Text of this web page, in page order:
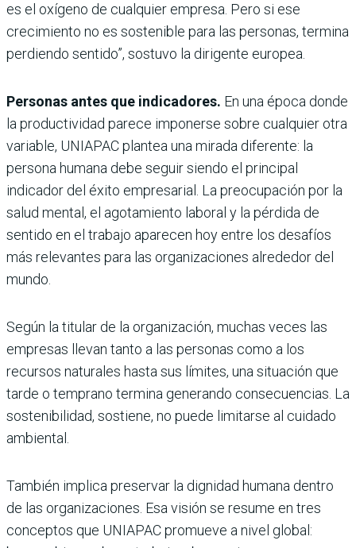
es el oxígeno de cualquier empresa. Pero si ese
crecimiento no es sostenible para las personas, termina
perdiendo sentido”, sostuvo la dirigente europea.
Personas antes que indicadores. En una época donde
la productividad parece imponerse sobre cualquier otra
variable, UNIAPAC plantea una mirada diferente: la
persona humana debe seguir siendo el principal
indicador del éxito empresarial. La preocupación por la
salud mental, el agotamiento laboral y la pérdida de
sentido en el trabajo aparecen hoy entre los desafíos
más relevantes para las organizaciones alrededor del
mundo.
Según la titular de la organización, muchas veces las
empresas llevan tanto a las personas como a los
recursos naturales hasta sus límites, una situación que
tarde o temprano termina generando consecuencias. La
sostenibilidad, sostiene, no puede limitarse al cuidado
ambiental.
También implica preservar la dignidad humana dentro
de las organizaciones. Esa visión se resume en tres
conceptos que UNIAPAC promueve a nivel global: